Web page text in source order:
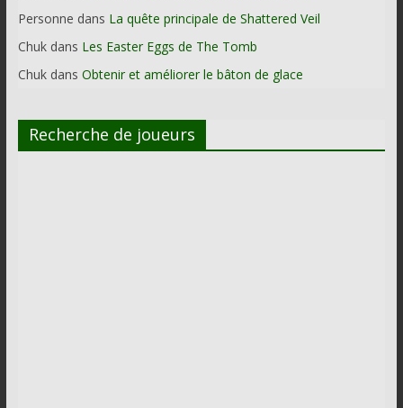
Personne dans La quête principale de Shattered Veil
Chukdans Les Easter Eggs de The Tomb
Chukdans Obtenir et améliorer le bâton de glace
Recherche de joueurs